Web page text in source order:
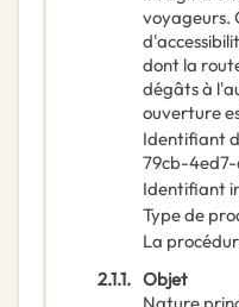
voyageurs.
dont la
dégâts à
ouverture
Identifiant
79cb-
Identifiant
Type de
La
2.1.1. Objet